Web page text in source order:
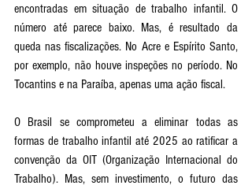
encontradas em situação de trabalho infantil. O
número até parece baixo. Mas, é resultado da
queda nas fiscalizações. No Acre e Espírito Santo,
por exemplo, não houve inspeções no período. No
Tocantins e na Paraíba, apenas uma ação fiscal.
O Brasil se comprometeu a eliminar todas as
formas de trabalho infantil até 2025 ao ratificar a
convenção da OIT (Organização Internacional do
Trabalho). Mas, sem investimento, o futuro das